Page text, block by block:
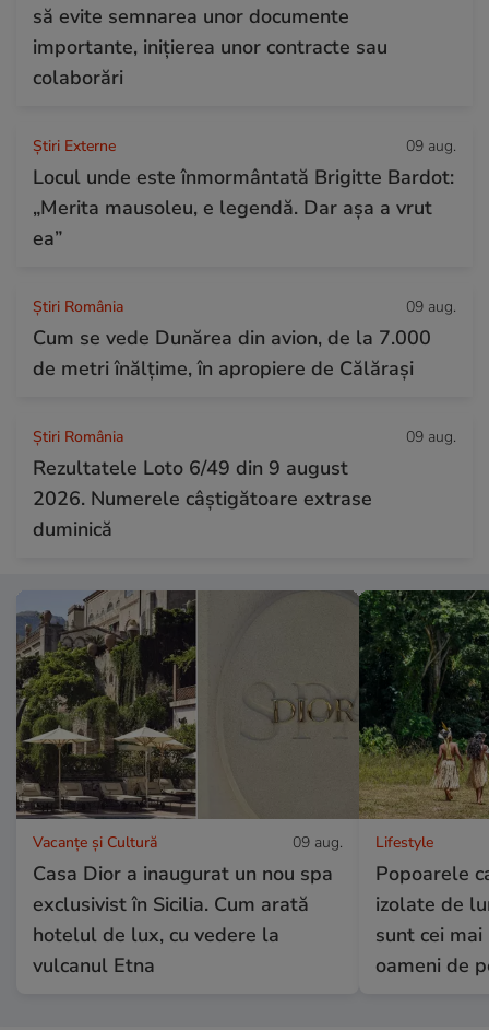
să evite semnarea unor documente
importante, inițierea unor contracte sau
colaborări
Știri Externe 09 aug.
Locul unde este înmormântată Brigitte Bardot:
„Merita mausoleu, e legendă. Dar așa a vrut
ea”
Știri România 09 aug.
Cum se vede Dunărea din avion, de la 7.000
de metri înălțime, în apropiere de Călărași
Știri România 09 aug.
Rezultatele Loto 6/49 din 9 august
2026. Numerele câștigătoare extrase
duminică
Vacanțe și Cultură 09 aug.
Casa Dior a inaugurat un nou spa
exclusivist în Sicilia. Cum arată
hotelul de lux, cu vedere la
vulcanul Etna
Lifestyle
Popoarele
izolate de
sunt cei
oameni de